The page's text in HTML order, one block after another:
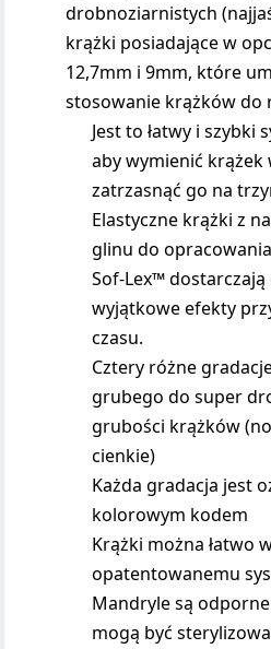
drobnoziarnistych
krążki posiadające w
12,7mm i 9mm, które
stosowanie krążków do
Jest to łatwy i szybki
aby wymienić krążek
zatrzasnąć go na
Elastyczne krążki z
glinu do
Sof-Lex™ dostarczają
wyjątkowe efekty
czasu.
Cztery różne
grubego do super
grubości krążków
cienkie)
Każda gradacja jest
kolorowym kodem
Krążki można łatwo
opatentowanemu
Mandryle są odporne
mogą być